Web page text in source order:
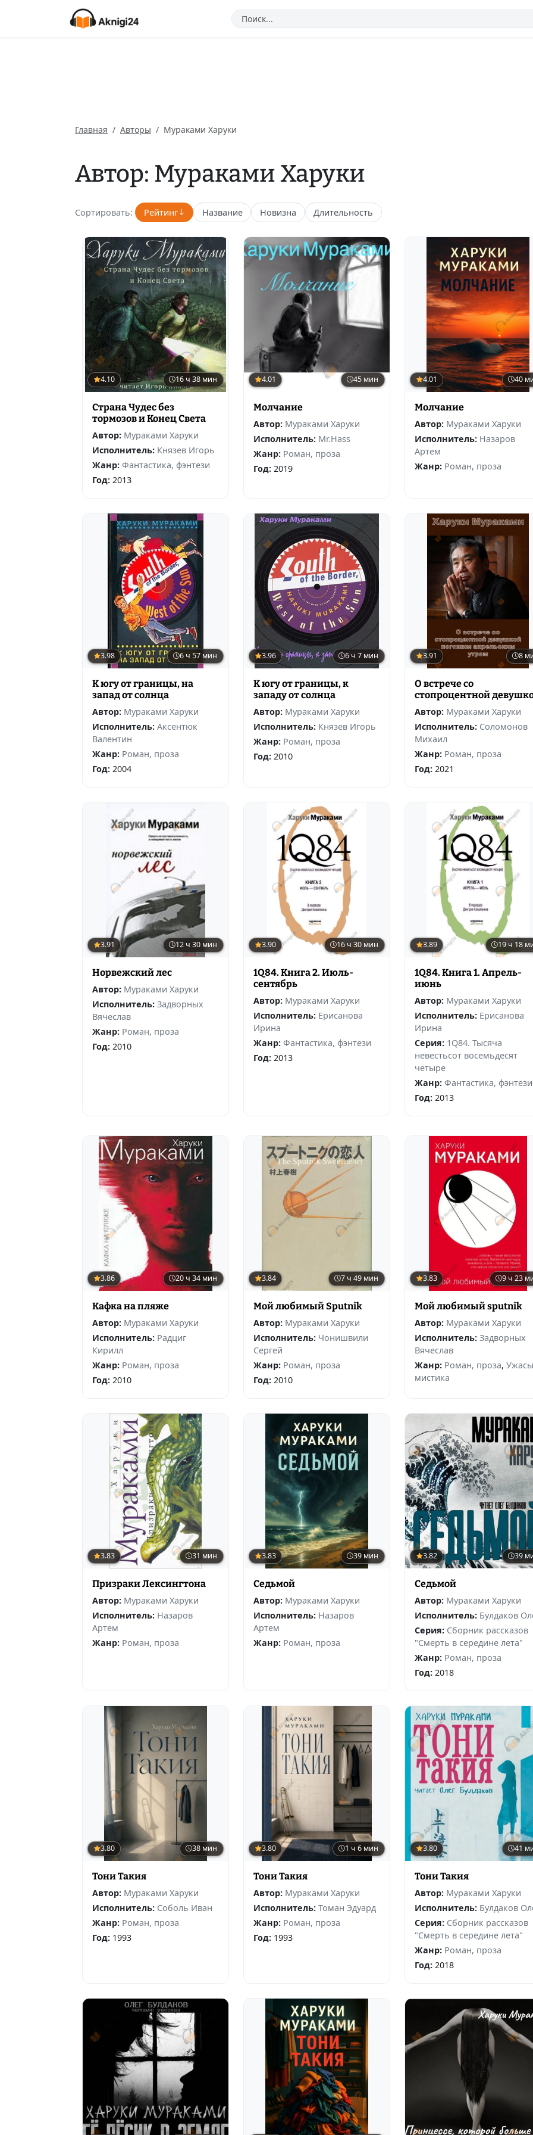
Главная Авторы Мураками Харуки
Автор: Мураками Харуки
Сортировать: Рейтинг Название Новизна Длительность
4.10 16 ч 38 мин
Страна Чудес без
тормозов и Конец Света
Автор: Мураками Харуки
Исполнитель: Князев Игорь
Жанр: Фантастика, фэнтези
Год: 2013
4.01 45 мин
Молчание
Автор: Мураками Харуки
Исполнитель: Mr.Hass
Жанр: Роман, проза
Год:2019
4.01 40
Молчание
Автор: Мураками Харуки
Исполнитель: Назаров
Артем
Жанр: Роман, проза
3.98 6 ч 57 мин
К югу от границы, на
запад от солнца
Автор: Мураками Харуки
Исполнитель: Аксентюк
Валентин
Жанр: Роман, проза
Год: 2004
3.96 6 ч 7 мин
К югу от границы, к
западу от солнца
Автор: Мураками Харуки
Исполнитель: Князев Игорь
Жанр: Роман, проза
Год:2010
3.91 8
О встрече со
стопроцентной
утром
Автор: Мураками Харуки
Исполнитель: Соломонов
Михаил
Жанр: Роман, проза
Год:2021
3.91 12 ч 30 мин
Норвежский лес
Автор: Мураками Харуки
Исполнитель: Задворных
Вячеслав
Жанр: Роман, проза
Год: 2010
3.90 16 ч 30 мин
1Q84. Книга 2. Июль-
сентябрь
Автор: Мураками Харуки
Исполнитель: Ерисанова
Ирина
Жанр: Фантастика, фэнтези
Год:2013
3.89 19 ч 18
1Q84. Книга 1. Апрель-
июнь
Автор: Мураками Харуки
Исполнитель: Ерисанова
Ирина
Серия: 1Q84. Тысяча
невестьсот восемьдесят
четыре
Жанр: Фантастика, фэнтези
Год:2013
3.86 20 ч 34 мин
Кафка на пляже
Автор: Мураками Харуки
Исполнитель: Радциг
Кирилл
Жанр: Роман, проза
Год: 2010
3.84 7 ч 49 мин
Мой любимый Sputnik
Автор: Мураками Харуки
Исполнитель: Чонишвили
Сергей
Жанр: Роман, проза
Год:2010
3.83 9 ч 23
Мой любимый sputnik
Автор: Мураками Харуки
Исполнитель: Задворных
Вячеслав
Жанр: Роман, проза,
мистика
3.83 31 мин
Призраки Лексингтона
Автор: Мураками Харуки
Исполнитель: Назаров
Артем
Жанр: Роман, проза
3.83 39 мин
Седьмой
Автор: Мураками Харуки
Исполнитель: Назаров
Артем
Жанр: Роман, проза
3.82 39
Седьмой
Автор: Мураками Харуки
Исполнитель: Булдаков
Серия: Сборник рассказов
"Смерть в середине лета"
Жанр: Роман, проза
Год:2018
3.80 38 мин
Тони Такия
Автор: Мураками Харуки
Исполнитель: Соболь Иван
Жанр: Роман, проза
Год: 1993
3.80 1 ч 6 мин
Тони Такия
Автор: Мураками Харуки
Исполнитель: Томан Эдуард
Жанр: Роман, проза
Год:1993
3.80 41
Тони Такия
Автор: Мураками Харуки
Исполнитель: Булдаков
Серия: Сборник рассказов
"Смерть в середине лета"
Жанр: Роман, проза
Год:2018